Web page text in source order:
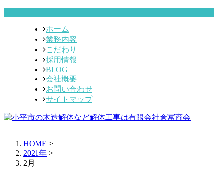
ホーム
業務内容
こだわり
採用情報
BLOG
会社概要
お問い合わせ
サイトマップ
HOME >
2021年 >
2月